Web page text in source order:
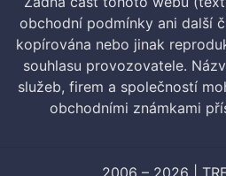
obchodní podmínky ani další
kopírována nebo jinak
souhlasu provozovatele.
služeb, firem a společností
obchodními známkami